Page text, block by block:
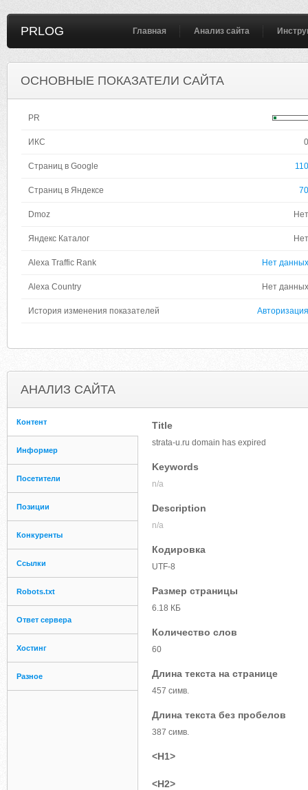
PRLOG Главная Анализ сайта
ОСНОВНЫЕ ПОКАЗАТЕЛИ САЙТА
PR
ИКС 0
Страниц в Google 110
Страниц в Яндексе 70
Dmoz Нет
Яндекс Каталог Нет
Alexa Traffic Rank Нет данных
Alexa Country Нет данных
История изменения показателей Авторизация
АНАЛИЗ САЙТА
Контент
Информер
Посетители
Позиции
Конкуренты
Ссылки
Robots.txt
Ответ сервера
Хостинг
Разное
Title
strata-u.ru domain has expired
Keywords
n/a
Description
n/a
Кодировка
UTF-8
Размер страницы
6.18 КБ
Количество слов
60
Длина текста на странице
457 симв.
Длина текста без пробелов
387 симв.
<H1>
<H2>